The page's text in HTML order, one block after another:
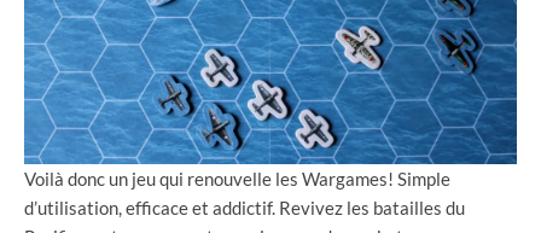
Voilà donc un jeu qui renouvelle les Wargames! Simple
d’utilisation, efficace et addictif. Revivez les batailles du